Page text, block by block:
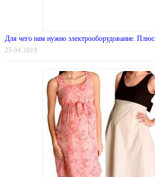
Для чего нам нужно электрооборудование.
25.04.2019